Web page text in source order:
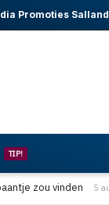
Promoties Salland
TIP!
2026